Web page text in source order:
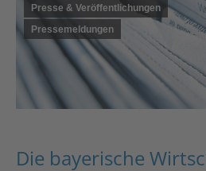
Presse & Veröffentlichungen
Pressemeldungen
Die bayerische